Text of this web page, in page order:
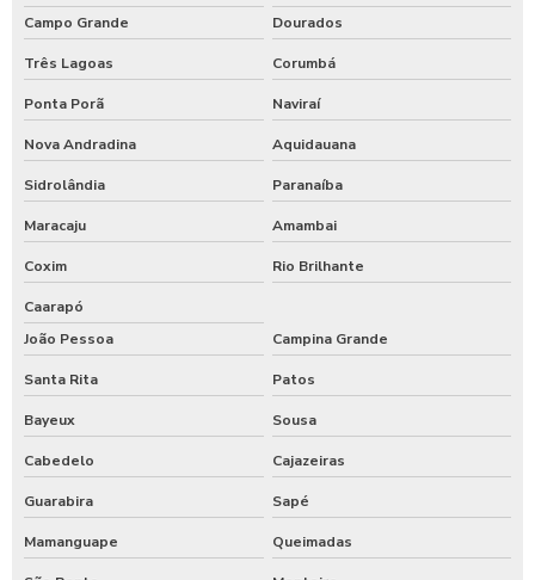
Campo Grande Dourados
Três Lagoas Corumbá
Ponta Porã Naviraí
Nova Andradina Aquidauana
Sidrolândia Paranaíba
Maracaju Amambai
Coxim Rio Brilhante
Caarapó
João Pessoa
Campina Grande
Santa Rita Patos
Bayeux Sousa
Cabedelo Cajazeiras
Guarabira Sapé
Mamanguape Queimadas